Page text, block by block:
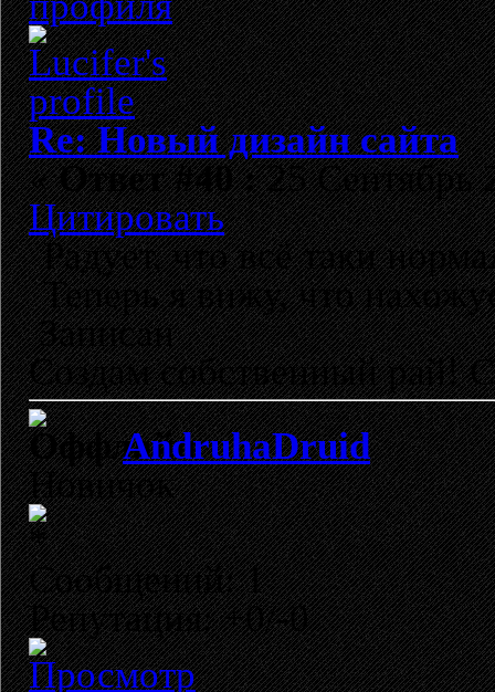
Re: Новый дизайн сайта
«Ответ #40 :25 Сентябрь
Цитировать
Радует, что всё таки
Теперь я вижу, что
Записан
Создам собственный рай!
AndruhaDruid
Новичок
Сообщений: 1
Репутация: +0/-0